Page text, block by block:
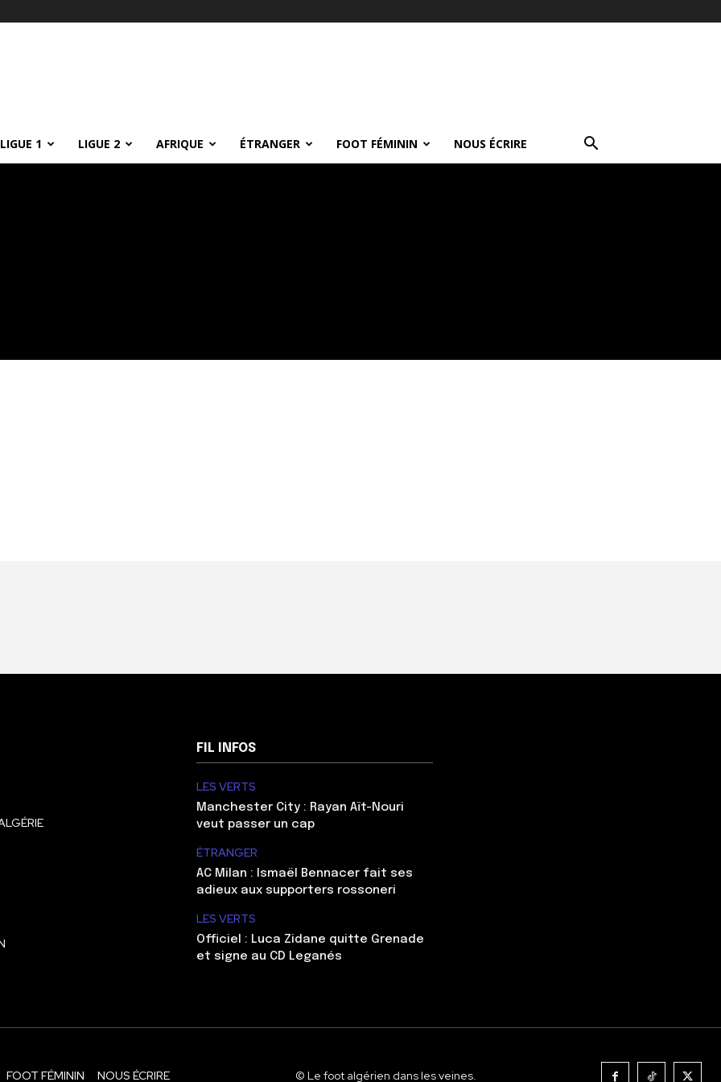
LIGUE 1 LIGUE 2 AFRIQUE ÉTRANGER FOOT FÉMININ NOUS ÉCRIRE
FIL INFOS
LES VERTS
Manchester City : Rayan Aït-Nouri
veut passer un cap
ÉTRANGER
AC Milan : Ismaël Bennacer fait ses
adieux aux supporters rossoneri
LES VERTS
Officiel : Luca Zidane quitte Grenade
et signe au CD Leganés
FOOT FÉMININ NOUS ÉCRIRE © Le foot algérien dans les veines.